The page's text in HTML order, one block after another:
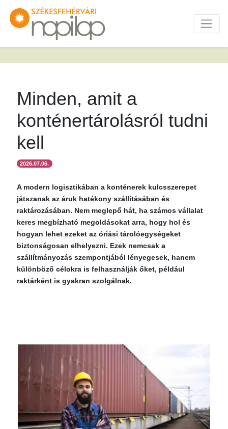
Minden, amit a
konténertárolásról tudni
kell
2026.07.06.
A modern logisztikában a konténerek kulcsszerepet
játszanak az áruk hatékony szállításában és
raktározásában. Nem meglepő hát, ha számos vállalat
keres megbízható megoldásokat arra, hogy hol és
hogyan lehet ezeket az óriási tárolóegységeket
biztonságosan elhelyezni. Ezek nemcsak a
szállítmányozás szempontjából lényegesek, hanem
különböző célokra is felhasználják őket, például
raktárként is gyakran szolgálnak.